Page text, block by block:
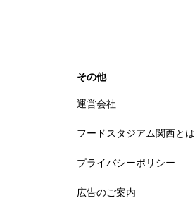
その他
運営会社
フードスタジアム関西とは
プライバシーポリシー
広告のご案内